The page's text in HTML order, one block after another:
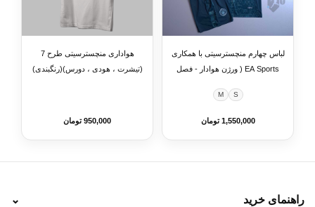
لباس چهارم منچسترسیتی با همکاری
EA Sports ( ورژن هوادار - فصل
ورزشی
S
M
1,550,000 تومان
هواداری منچسترسیتی طرح 7
(تیشرت ، هودی ، دورس)(رنگبندی)
950,000 تومان
راهنمای خرید ⌄